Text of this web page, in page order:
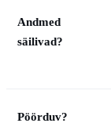
Andmed
säilivad?
Pöörduv?